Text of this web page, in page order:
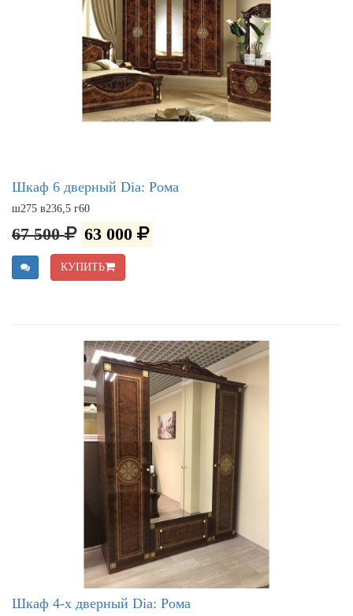
Шкаф 6 дверный Dia: Рома
ш275 в236,5 г60
67 500 63 000
КУПИТЬ
Шкаф 4-х дверный Dia: Рома